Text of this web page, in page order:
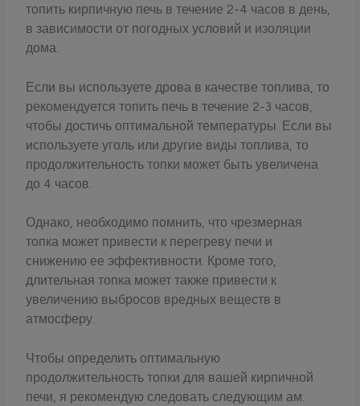
топить кирпичную печь в течение 2-4 часов в день,
в зависимости от погодных условий и изоляции
дома.
Если вы используете дрова в качестве топлива, то
рекомендуется топить печь в течение 2-3 часов,
чтобы достичь оптимальной температуры. Если вы
используете уголь или другие виды топлива, то
продолжительность топки может быть увеличена
до 4 часов.
Однако, необходимо помнить, что чрезмерная
топка может привести к перегреву печи и
снижению ее эффективности. Кроме того,
длительная топка может также привести к
увеличению выбросов вредных веществ в
атмосферу.
Чтобы определить оптимальную
продолжительность топки для вашей кирпичной
печи, я рекомендую следовать следующим ам: